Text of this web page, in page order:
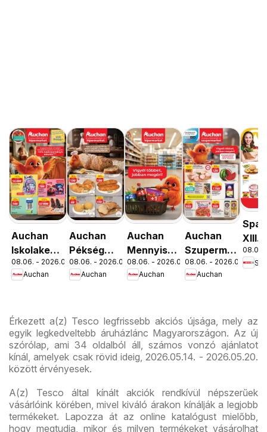
Auchan
Iskolakezdés
ajánlatok
08.06. - 2026.08.19.
Auchan
Auchan
Pékség
ajánlataink
08.06. - 2026.08.12.
Auchan
Auchan
Mennyiségi
kedvezmény
ajánlataink
08.06. - 2026.08.19.
Auchan
Auchan
Szupermarket
akciós
újság
08.06. - 2026.08.12.
Auchan
Spar
XIII.
út
08.06.
Érkezett a(z) Tesco legfrissebb akciós újsága, mely az
egyik legkedveltebb áruházlánc Magyarországon. Az új
szórólap, ami 34 oldalból áll, számos vonzó ajánlatot
kínál, amelyek csak rövid ideig, 2026.05.14. - 2026.05.20.
között érvényesek.
A(z) Tesco által kínált akciók rendkívül népszerűek
vásárlóink körében, mivel kiváló árakon kínálják a legjobb
termékeket. Lapozza át az online katalógust mielőbb,
hogy megtudja, mikor és milyen termékeket vásárolhat